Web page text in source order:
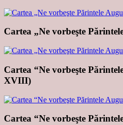
Cartea „Ne vorbeşte
Cartea “Ne vorbeşte
XVIII)
Cartea “Ne vorbeşte